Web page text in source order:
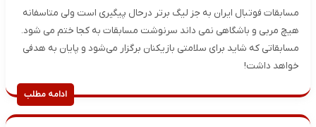
مسابقات فوتبال ایران به جز لیگ برتر درحال پیگیری است ولی متاسفانه
هیچ مربی و باشگاهی نمی داند سرنوشت مسابقات به کجا ختم می شود.
مسابقاتی که شاید برای سلامتی بازیکنان برگزار می‌شود و پایان به هدفی
خواهد داشت!
ادامه مطلب